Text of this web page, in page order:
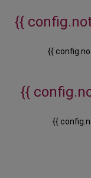
{{
{{
{{
{{